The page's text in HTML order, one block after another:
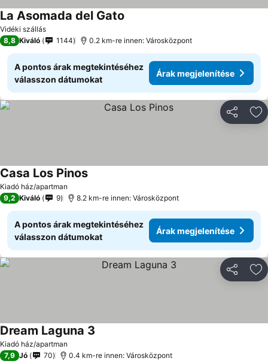
Vidéki szállás
La Asomada del Gato
8,8 Kiváló 1144 0.2 km-re innen: Városközpont
A pontos árak megtekintéséhez
válasszon dátumokat
Árak megjelenítése
Kiadó ház/apartman
Casa Los Pinos
9,2 Kiváló 9 8.2 km-re innen: Városközpont
A pontos árak megtekintéséhez
válasszon dátumokat
Árak megjelenítése
Kiadó ház/apartman
Dream Laguna 3
7,9 Jó 70 0.4 km-re innen: Városközpont